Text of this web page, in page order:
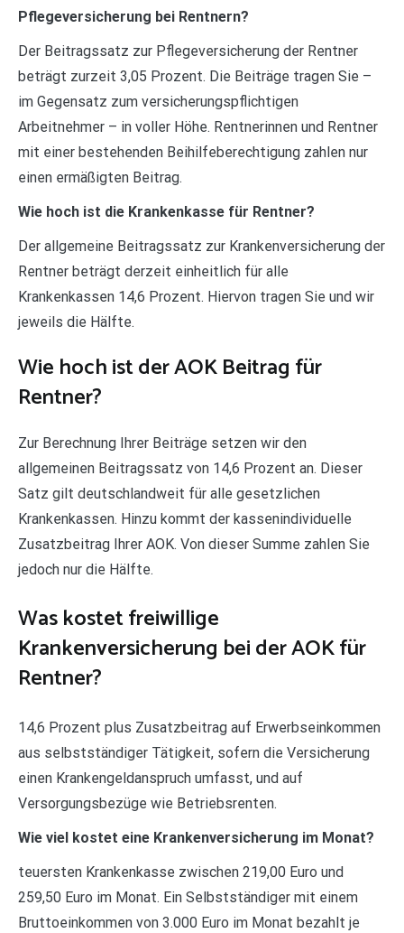
Pflegeversicherung bei Rentnern?
Der Beitragssatz zur Pflegeversicherung der Rentner
beträgt zurzeit 3,05 Prozent. Die Beiträge tragen Sie –
im Gegensatz zum versicherungspflichtigen
Arbeitnehmer – in voller Höhe. Rentnerinnen und Rentner
mit einer bestehenden Beihilfeberechtigung zahlen nur
einen ermäßigten Beitrag.
Wie hoch ist die Krankenkasse für Rentner?
Der allgemeine Beitragssatz zur Krankenversicherung der
Rentner beträgt derzeit einheitlich für alle
Krankenkassen 14,6 Prozent. Hiervon tragen Sie und wir
jeweils die Hälfte.
Wie hoch ist der AOK Beitrag für
Rentner?
Zur Berechnung Ihrer Beiträge setzen wir den
allgemeinen Beitragssatz von 14,6 Prozent an. Dieser
Satz gilt deutschlandweit für alle gesetzlichen
Krankenkassen. Hinzu kommt der kassenindividuelle
Zusatzbeitrag Ihrer AOK. Von dieser Summe zahlen Sie
jedoch nur die Hälfte.
Was kostet freiwillige
Krankenversicherung bei der AOK für
Rentner?
14,6 Prozent plus Zusatzbeitrag auf Erwerbseinkommen
aus selbstständiger Tätigkeit, sofern die Versicherung
einen Krankengeldanspruch umfasst, und auf
Versorgungsbezüge wie Betriebsrenten.
Wie viel kostet eine Krankenversicherung im Monat?
teuersten Krankenkasse zwischen 219,00 Euro und
259,50 Euro im Monat. Ein Selbstständiger mit einem
Bruttoeinkommen von 3.000 Euro im Monat bezahlt je